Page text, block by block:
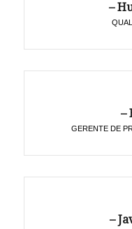
–
–
GERENTE DE
–